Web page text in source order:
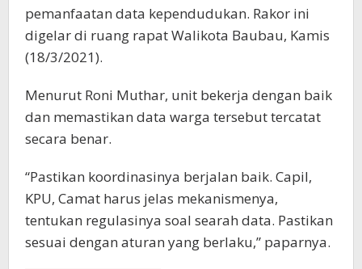
pemanfaatan data kependudukan. Rakor ini
digelar di ruang rapat Walikota Baubau, Kamis
(18/3/2021).
Menurut Roni Muthar, unit bekerja dengan baik
dan memastikan data warga tersebut tercatat
secara benar.
“Pastikan koordinasinya berjalan baik. Capil,
KPU, Camat harus jelas mekanismenya,
tentukan regulasinya soal searah data. Pastikan
sesuai dengan aturan yang berlaku,” paparnya.